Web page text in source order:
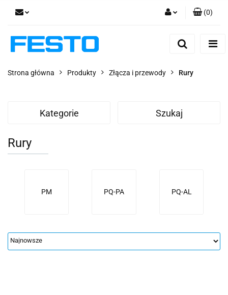
Dodaj zgłoszenie
(0)
Strona główna Produkty Złącza i przewody Rury
Kategorie Szukaj
Rury
PM PQ-PA PQ-AL